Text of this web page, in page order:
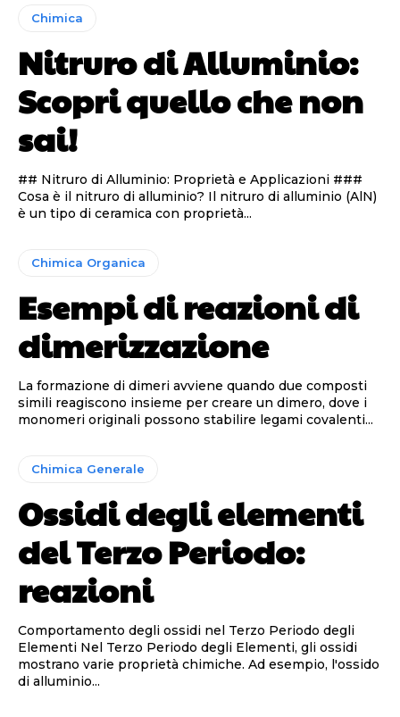
Chimica
Nitruro di Alluminio:
Scopri quello che non
sai!
## Nitruro di Alluminio: Proprietà e Applicazioni ###
Cosa è il nitruro di alluminio? Il nitruro di alluminio (AlN)
è un tipo di ceramica con proprietà...
Chimica Organica
Esempi di reazioni di
dimerizzazione
La formazione di dimeri avviene quando due composti
simili reagiscono insieme per creare un dimero, dove i
monomeri originali possono stabilire legami covalenti...
Chimica Generale
Ossidi degli elementi
del Terzo Periodo:
reazioni
Comportamento degli ossidi nel Terzo Periodo degli
Elementi Nel Terzo Periodo degli Elementi, gli ossidi
mostrano varie proprietà chimiche. Ad esempio, l'ossido
di alluminio...